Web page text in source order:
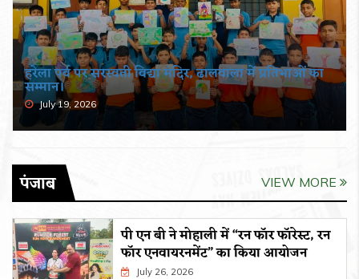
हरेला पर्व पर सरस्वती विद्या मंदिर, ढालवाला में प्रतिभाओं का
सम्मान।
July 19, 2026
पंजाब VIEW MORE
पी एन बी ने मोहाली में “रन फॉर फॉरेस्ट, रन
फॉर एनवायरनमेंट” का किया आयोजन
July 26, 2026